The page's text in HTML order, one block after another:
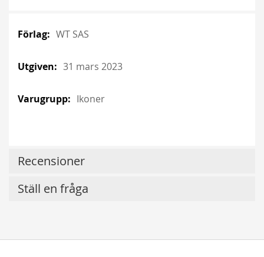
InformationWT SAS
31 mars 2023
Ikoner
Recensioner
Ställ en fråga